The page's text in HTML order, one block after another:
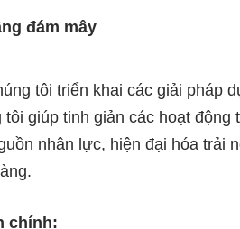
đám mây
tôi triển khai các giải pháp
tôi giúp tinh giản các hoạt
nhân lực, hiện đại hóa trải
chính: